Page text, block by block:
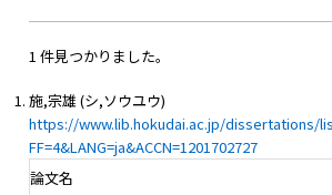
1 件見つかりました。
施,宗雄 (シ,ソウユウ)
https://www.lib.hokudai.ac.jp/dissertations/
FF=4&LANG=ja&ACCN=1201702727
論文名